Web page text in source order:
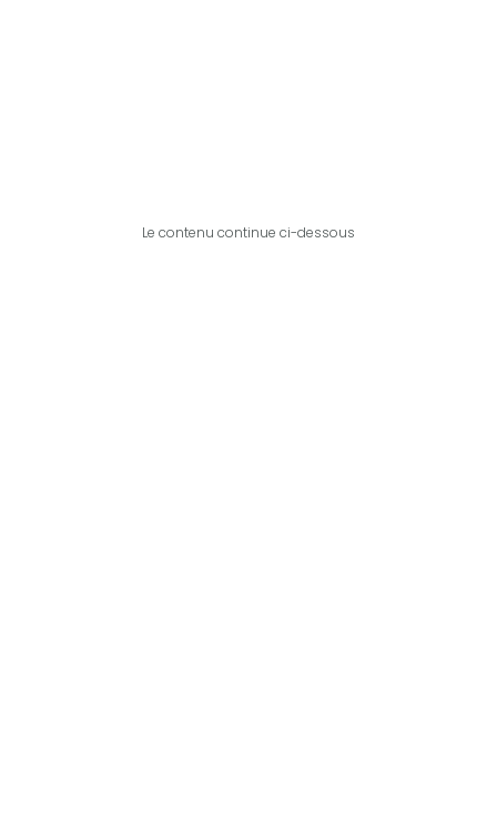
Le contenu continue ci-dessous